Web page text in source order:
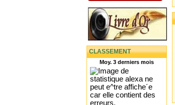
CLASSEMENT
Moy. 3 derniers mois